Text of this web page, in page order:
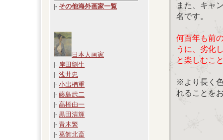
|- その他海外画家一覧
日本人画家
|- 岸田劉生
|- 浅井忠
|- 小出楢重
|- 藤島武二
|- 高橋由一
|- 黒田清輝
|- 青木繁
|- 葛飾北斎
また、キャ
名です。
何百年も前
うに、劣化
と楽しむこ
※より長く
れることを